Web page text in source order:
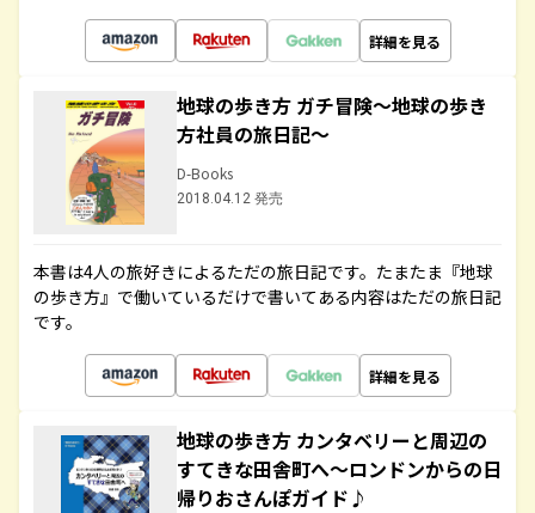
詳細を見る
地球の歩き方 ガチ冒険～地球の歩き
方社員の旅日記～
D-Books
2018.04.12 発売
本書は4人の旅好きによるただの旅日記です。たまたま『地球
の歩き方』で働いているだけで書いてある内容はただの旅日記
です。
詳細を見る
地球の歩き方 カンタベリーと周辺の
すてきな田舎町へ～ロンドンからの日
帰りおさんぽガイド♪